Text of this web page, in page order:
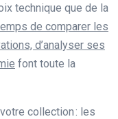
technique que de la
de comparer les
d’analyser ses
font toute la
collection : les